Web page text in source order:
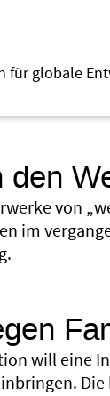
für globale
den
von
im
will eine